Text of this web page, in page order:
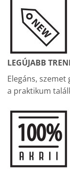
LEGÚJABB
Elegáns,
a praktikum